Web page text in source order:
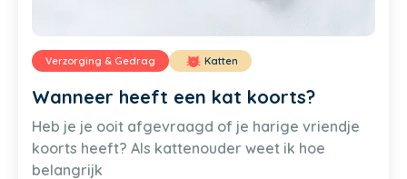
Verzorging & Gedrag Katten
Wanneer heeft een kat koorts?
Heb je je ooit afgevraagd of je harige vriendje
koorts heeft? Als kattenouder weet ik hoe
belangrijk